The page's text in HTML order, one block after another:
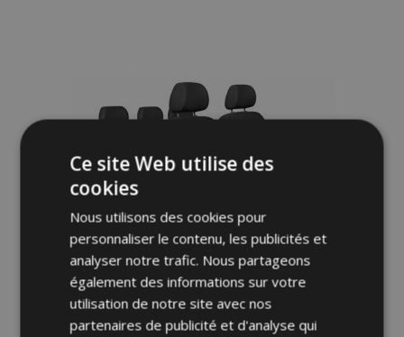
Ce site Web utilise des
cookies
Nous utilisons des cookies pour
personnaliser le contenu, les publicités et
analyser notre trafic. Nous partageons
également des informations sur votre
utilisation de notre site avec nos
partenaires de publicité et d'analyse qui